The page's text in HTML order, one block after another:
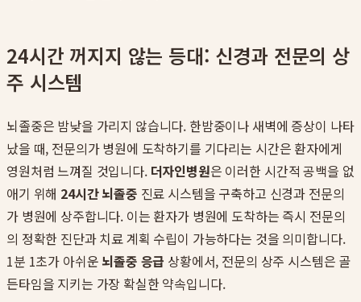
24시간 꺼지지 않는 등대: 신경과 전문의 상
주 시스템
뇌졸중은 밤낮을 가리지 않습니다. 한밤중이나 새벽에 증상이 나타
났을 때, 전문의가 병원에 도착하기를 기다리는 시간은 환자에게
영원처럼 느껴질 것입니다. 더자인병원은 이러한 시간적 공백을 없
애기 위해 24시간 뇌졸중 진료 시스템을 구축하고 신경과 전문의
가 병원에 상주합니다. 이는 환자가 병원에 도착하는 즉시 전문의
의 정확한 진단과 치료 계획 수립이 가능하다는 것을 의미합니다.
1분 1초가 아쉬운 뇌졸중 응급 상황에서, 전문의 상주 시스템은 골
든타임을 지키는 가장 확실한 약속입니다.